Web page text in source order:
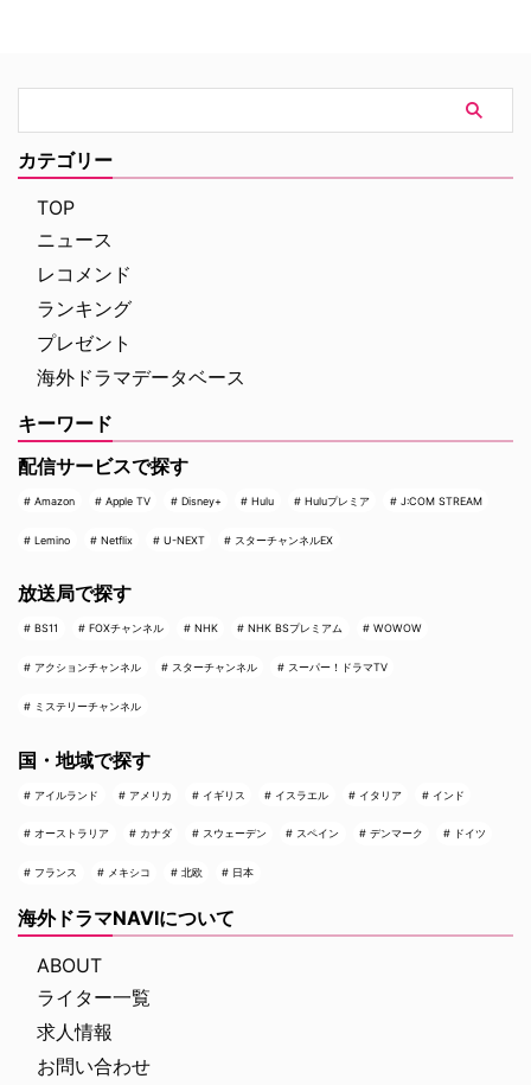
カテゴリー
TOP
ニュース
レコメンド
ランキング
プレゼント
海外ドラマデータベース
キーワード
配信サービスで探す
Amazon Apple TV Disney+ Hulu Huluプレミア J:COM STREAM
Lemino Netflix U-NEXT スターチャンネルEX
放送局で探す
BS11 FOXチャンネル NHK NHK BSプレミアム WOWOW
アクションチャンネル スターチャンネル スーパー！ドラマTV
ミステリーチャンネル
国・地域で探す
アイルランド アメリカ イギリス イスラエル イタリア インド
オーストラリア カナダ スウェーデン スペイン デンマーク ドイツ
フランス メキシコ 北欧 日本
海外ドラマNAVIについて
ABOUT
ライター一覧
求人情報
お問い合わせ